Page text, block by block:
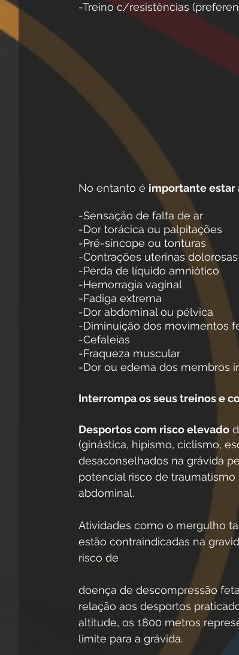
-Treino c/resistências
No entanto é importante estar
-Sensação de falta de ar
-Dor torácica ou palpitações
-Pré-síncope ou tonturas
-Contrações uterinas
-Perda de líquido amniótico
-Hemorragia vaginal
-Fadiga extrema
-Dor abdominal ou pélvica
-Diminuição dos movimentos
-Cefaleias
-Fraqueza muscular
-Dor ou edema dos membros
Interrompa os seus treinos e
Desportos com risco elevado
(ginástica, hipismo, ciclismo,
desaconselhados na grávida
potencial risco de traumatismo
abdominal.
Atividades como o mergulho
estão contraindicadas na
risco de
doença de descompressão
relação aos desportos
altitude, os 1800 metros
limite para a grávida.